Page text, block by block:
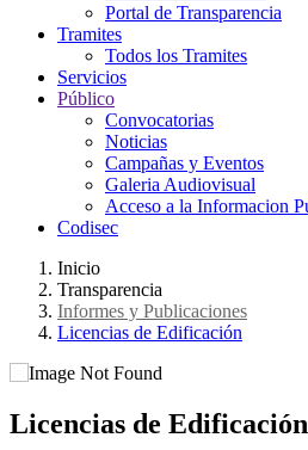
Portal de Transparencia
Tramites
Todos los Tramites
Servicios
Público
Convocatorias
Noticias
Campañas y Eventos
Galeria Audiovisual
Acceso a la Informacion
Codisec
Inicio
Transparencia
Informes y Publicaciones
Licencias de Edificación
Licencias de Edificación